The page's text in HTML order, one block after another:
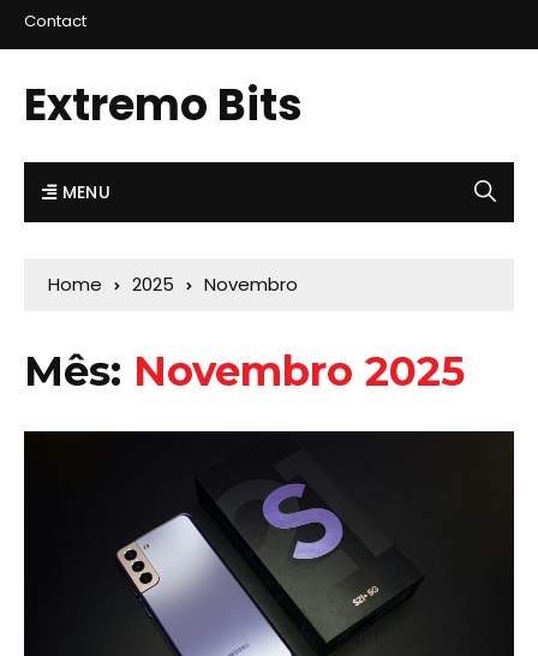
Contact
Extremo Bits
MENU
Home 2025 Novembro
Mês: Novembro 2025